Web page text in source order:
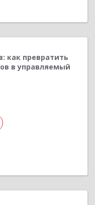
как превратить
в управляемый